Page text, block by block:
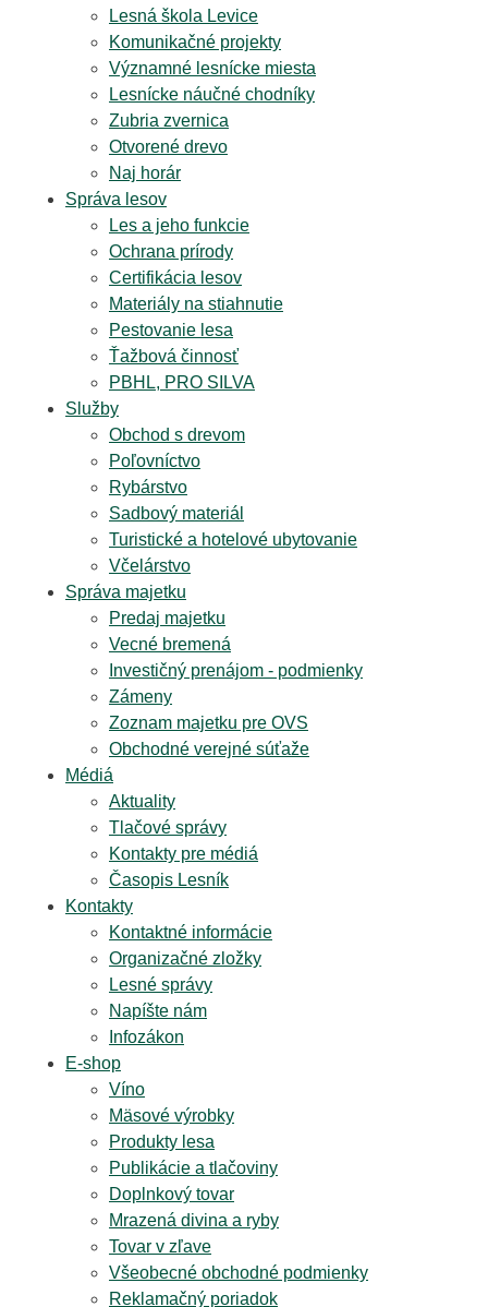
Lesná škola Levice
Komunikačné projekty
Významné lesnícke miesta
Lesnícke náučné chodníky
Zubria zvernica
Otvorené drevo
Naj horár
Správa lesov
Les a jeho funkcie
Ochrana prírody
Certifikácia lesov
Materiály na stiahnutie
Pestovanie lesa
Ťažbová činnosť
PBHL, PRO SILVA
Služby
Obchod s drevom
Poľovníctvo
Rybárstvo
Sadbový materiál
Turistické a hotelové ubytovanie
Včelárstvo
Správa majetku
Predaj majetku
Vecné bremená
Investičný prenájom - podmienky
Zámeny
Zoznam majetku pre OVS
Obchodné verejné súťaže
Médiá
Aktuality
Tlačové správy
Kontakty pre médiá
Časopis Lesník
Kontakty
Kontaktné informácie
Organizačné zložky
Lesné správy
Napíšte nám
Infozákon
E-shop
Víno
Mäsové výrobky
Produkty lesa
Publikácie a tlačoviny
Doplnkový tovar
Mrazená divina a ryby
Tovar v zľave
Všeobecné obchodné podmienky
Reklamačný poriadok